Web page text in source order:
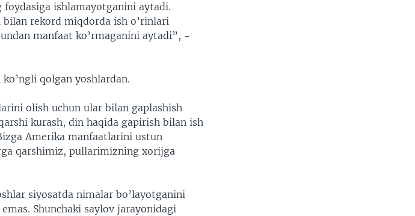
ishlamayotganini aytadi.
rekord miqdorda ish o’rinlari
manfaat ko’rmaganini aytadi”, -
qolgan yoshlardan.
olish uchun ular bilan gaplashish
kurash, din haqida gapirish bilan ish
Amerika manfaatlarini ustun
qarshimiz, pullarimizning xorijga
siyosatda nimalar bo’layotganini
Shunchaki saylov jarayonidagi